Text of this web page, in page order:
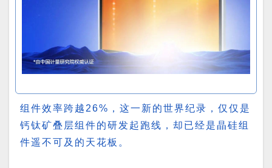
组件效率跨越26%，这一新的世界纪录，仅仅是
钙钛矿叠层组件的研发起跑线，却已经是晶硅组
件遥不可及的天花板。